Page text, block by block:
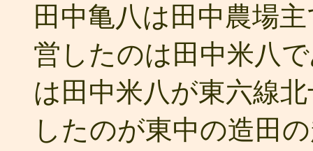
田中亀八は田中農場
営したのは田中米八
は田中米八が東六線
したのが東中の造田